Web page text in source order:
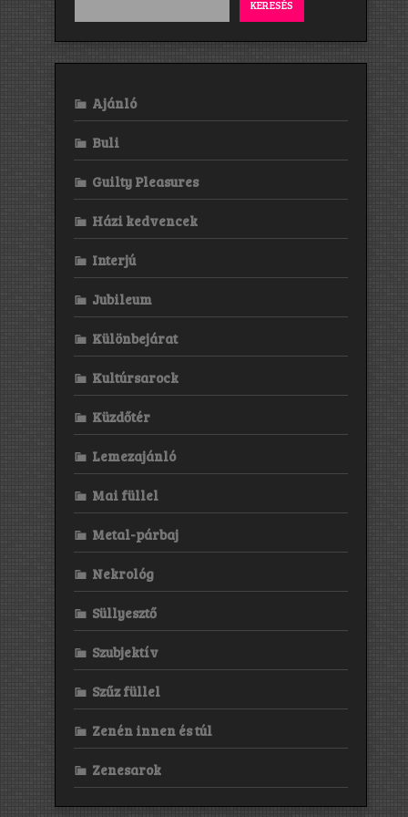
KERESÉS
Ajánló
Buli
Guilty Pleasures
Házi kedvencek
Interjú
Jubileum
Különbejárat
Kultúrsarock
Küzdőtér
Lemezajánló
Mai füllel
Metal-párbaj
Nekrológ
Süllyesztő
Szubjektív
Szűz füllel
Zenén innen és túl
Zenesarok